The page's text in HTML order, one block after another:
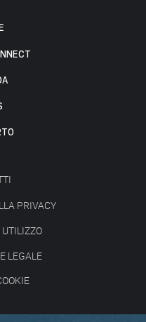
PRIVACY
LEGALE